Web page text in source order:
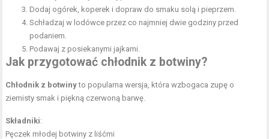
Dodaj ogórek, koperek i dopraw do smaku solą i pieprzem.
Schładzaj w lodówce przez co najmniej dwie godziny przed
podaniem.
Podawaj z posiekanymi jajkami.
Jak przygotować chłodnik z botwiny?
Chłodnik z botwinyto popularna wersja, która wzbogaca zupę o
ziemisty smak i piękną czerwoną barwę.
Składniki:
Pęczek młodej botwiny z liśćmi